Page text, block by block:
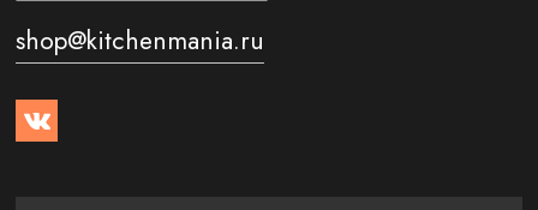
shop@kitchenmania.ru